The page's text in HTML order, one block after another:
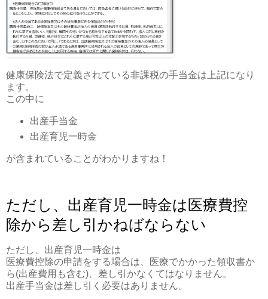
健康保険法で定義されている非課税の手当金は上記になり
ます。
この中に
出産手当金
出産育児一時金
が含まれていることがわかりますね！
ただし、出産育児一時金は医療費控
除から差し引かねばならない
ただし、出産育児一時金は
医療費控除の申請をする場合は、医療でかかった領収書か
ら(出産費用も含む)、差し引かなくてはなりません。
出産手当金は差し引く必要はありません。